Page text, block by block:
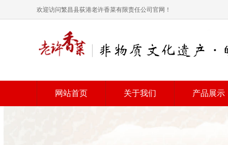
欢迎访问繁昌县荻港老许香菜有限责任公司官网！
网站首页 关于我们 产品展示